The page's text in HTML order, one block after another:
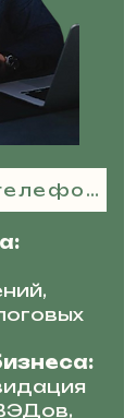
Показать номер телефона